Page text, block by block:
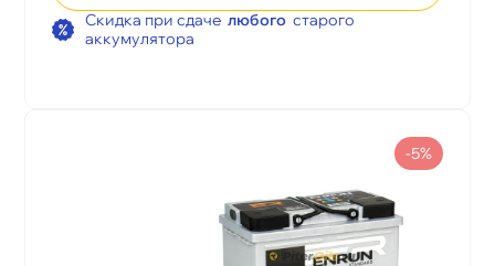
Скидка при сдаче любого старого
аккумулятора
-5%